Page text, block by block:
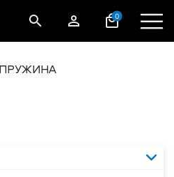
0
ПРУЖИНА